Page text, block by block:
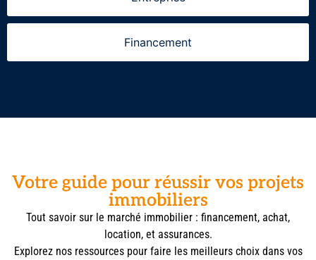
Financement
Votre guide pour réussir vos projets
immobiliers
Tout savoir sur le marché immobilier : financement, achat,
location, et assurances.
Explorez nos ressources pour faire les meilleurs choix dans vos